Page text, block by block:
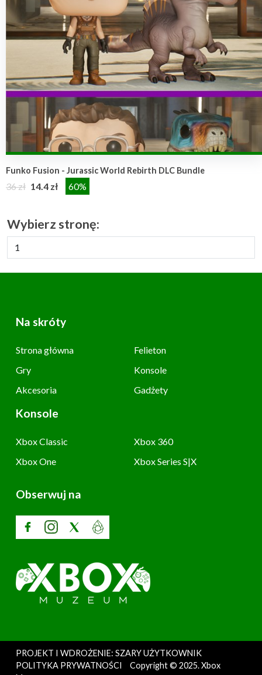
Funko Fusion - Jurassic World Rebirth DLC Bundle
36 zł 14.4 zł 60%
Wybierz stronę:
Na skróty
Strona główna
Felieton
Gry
Konsole
Akcesoria
Gadżety
Konsole
Xbox Classic
Xbox 360
Xbox One
Xbox Series S|X
Obserwuj na
PROJEKT I WDROŻENIE: SZARY UŻYTKOWNIK
POLITYKA PRYWATNOŚCI
Copyright © 2025. Xbox